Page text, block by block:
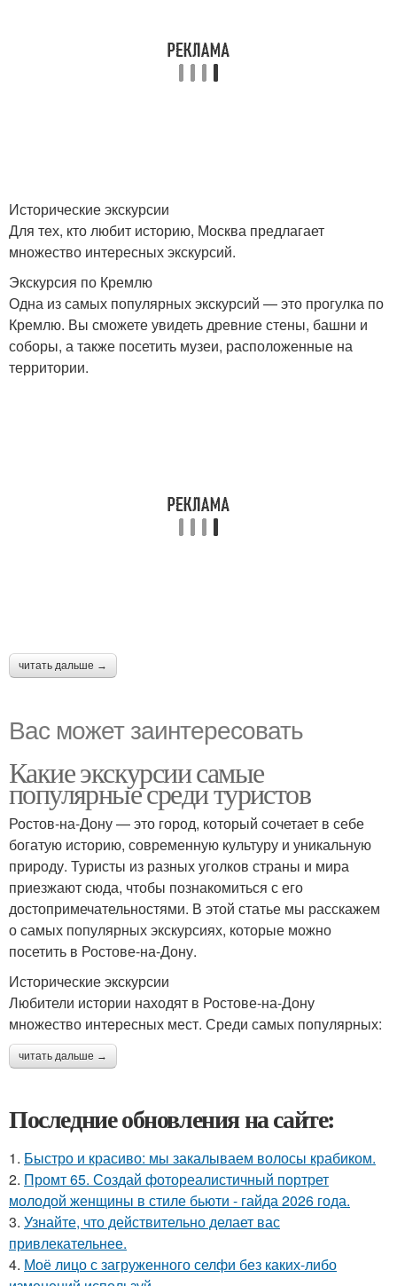
Исторические экскурсии
Для тех, кто любит историю, Москва предлагает
множество интересных экскурсий.
Экскурсия по Кремлю
Одна из самых популярных экскурсий — это прогулка по
Кремлю. Вы сможете увидеть древние стены, башни и
соборы, а также посетить музеи, расположенные на
территории.
читать дальше →
Вас может заинтересовать
Какие экскурсии самые
популярные среди туристов
Ростов-на-Дону — это город, который сочетает в себе
богатую историю, современную культуру и уникальную
природу. Туристы из разных уголков страны и мира
приезжают сюда, чтобы познакомиться с его
достопримечательностями. В этой статье мы расскажем
о самых популярных экскурсиях, которые можно
посетить в Ростове-на-Дону.
Исторические экскурсии
Любители истории находят в Ростове-на-Дону
множество интересных мест. Среди самых популярных:
читать дальше →
Последние обновления на сайте:
1. Быстро и красиво: мы закалываем волосы крабиком.
2. Промт 65. Создай фотореалистичный портрет
молодой женщины в стиле бьюти - гайда 2026 года.
3. Узнайте, что действительно делает вас
привлекательнее.
4. Моё лицо с загруженного селфи без каких-либо